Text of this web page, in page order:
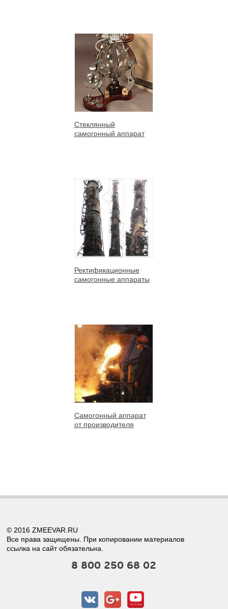
Стеклянный
самогонный аппарат
Ректификационные
самогонные аппараты
Самогонный аппарат
от производителя
© 2016 ZMEEVAR.RU
Все права защищены. При копировании материалов
ссылка на сайт обязательна.
8 800 250 68 02